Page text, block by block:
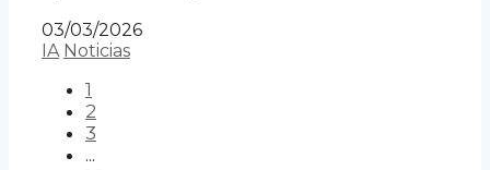
03/03/2026
IA Noticias
1
2
3
...